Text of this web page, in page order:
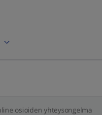
osioiden yhteysongelma